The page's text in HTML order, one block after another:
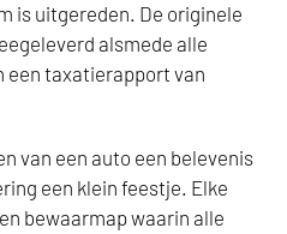
is uitgereden. De originele
alsmede alle
een taxatierapport van
van een auto een belevenis
een klein feestje. Elke
bewaarmap waarin alle